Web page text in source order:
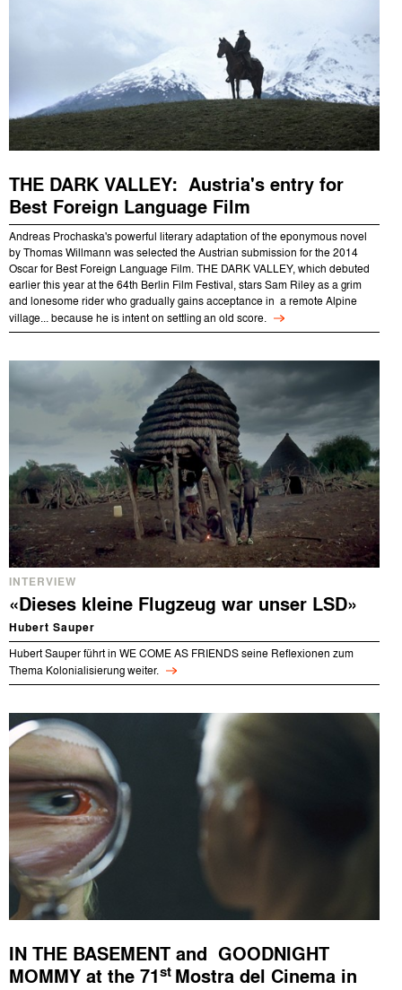
THE DARK VALLEY: Austria's entry for
Best Foreign Language Film
Andreas Prochaska's powerful literary adaptation of the eponymous novel
by Thomas Willmann was selected the Austrian submission for the 2014
Oscar for Best Foreign Language Film. THE DARK VALLEY, which debuted
earlier this year at the 64th Berlin Film Festival, stars Sam Riley as a grim
and lonesome rider who gradually gains acceptance in a remote Alpine
village... because he is intent on settling an old score.
INTERVIEW
«Dieses kleine Flugzeug war unser LSD»
Hubert Sauper
Hubert Sauper führt in WE COME AS FRIENDS seine Reflexionen zum
Thema Kolonialisierung weiter.
IN THE BASEMENT and GOODNIGHT
MOMMY at the 71 st Mostra del Cinema in